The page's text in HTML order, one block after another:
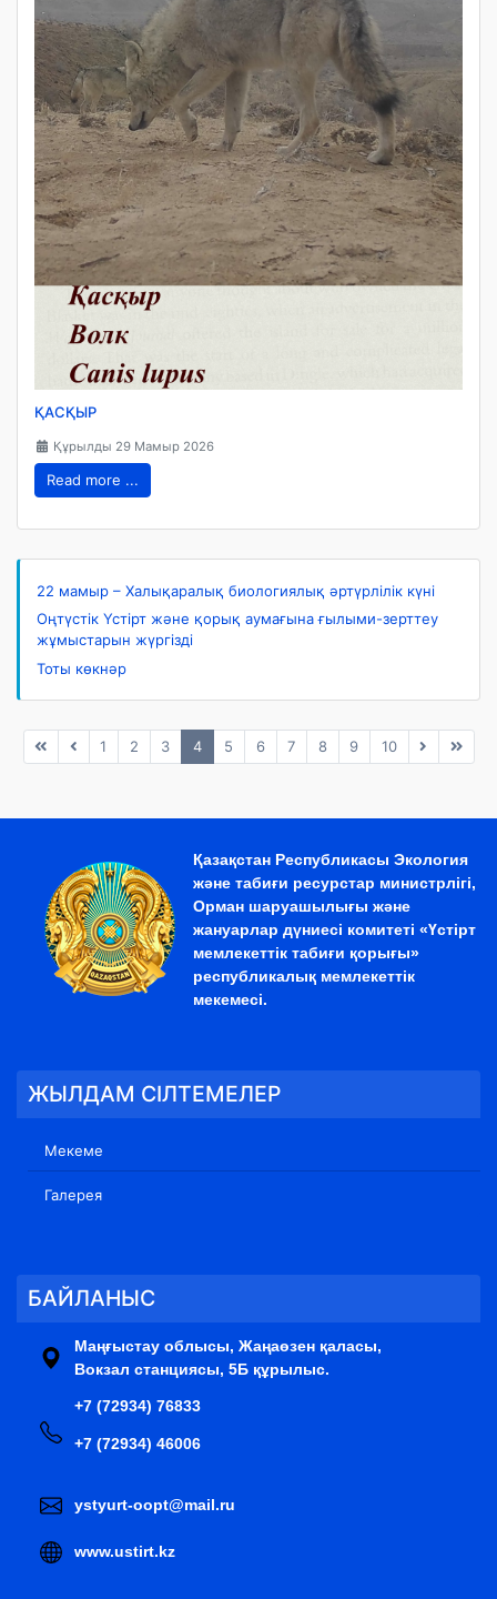
ҚАСҚЫР
Құрылды 29 Мамыр 2026
Read more ...
22 мамыр – Халықаралық биологиялық әртүрлілік күні
Оңтүстік Үстірт және қорық аумағына ғылыми-зерттеу
жұмыстарын жүргізді
Тоты көкнәр
1 2 3 4 5 6 7 8 9 10
Қазақстан Республикасы Экология
және табиғи ресурстар министрлігі,
Орман шаруашылығы және
жануарлар дүниесі комитеті «Үстірт
мемлекеттік табиғи қорығы»
республикалық мемлекеттік
мекемесі.
ЖЫЛДАМ СІЛТЕМЕЛЕР
Мекеме
Галерея
БАЙЛАНЫС
Маңғыстау облысы, Жаңаөзен қаласы,
Вокзал станциясы, 5Б құрылыс.
+7 (72934) 76833
+7 (72934) 46006
ystyurt-oopt@mail.ru
www.ustirt.kz